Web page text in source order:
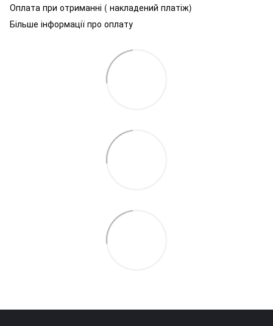
Оплата при отриманні ( накладений платіж)
Більше інформації про оплату